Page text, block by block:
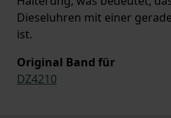
Dieseluhren mit einer
ist.
Original Band für
DZ4210